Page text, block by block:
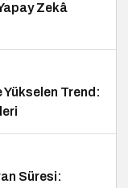
Zekâ
Yükselen Trend:
Süresi: